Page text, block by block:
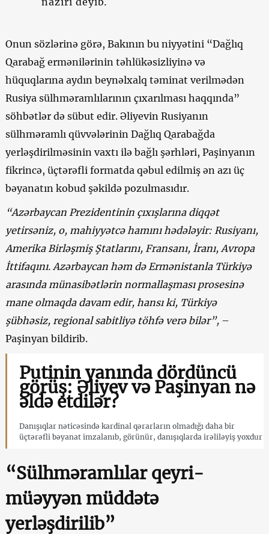
Onun sözlərinə görə, Bakının bu niyyətini “Dağlıq
Qarabağ ermənilərinin təhlükəsizliyinə və
hüquqlarına aydın beynəlxalq təminat verilmədən
Rusiya sülhməramlılarının çıxarılması haqqında”
söhbətlər də sübut edir. Əliyevin Rusiyanın
sülhməramlı qüvvələrinin Dağlıq Qarabağda
yerləşdirilməsinin vaxtı ilə bağlı şərhləri, Paşinyanın
fikrincə, üçtərəfli formatda qəbul edilmiş ən azı üç
bəyanatın kobud şəkildə pozulmasıdır.
“Azərbaycan Prezidentinin çıxışlarına diqqət
yetirsəniz, o, mahiyyətcə hamını hədələyir: Rusiyanı,
Amerika Birləşmiş Ştatlarını, Fransanı, İranı, Avropa
İttifaqını. Azərbaycan həm də Ermənistanla Türkiyə
arasında münasibətlərin normallaşması prosesinə
mane olmaqda davam edir, hansı ki, Türkiyə
şübhəsiz, regional sabitliyə töhfə verə bilər”, –
Paşinyan bildirib.
Putinin yanında dördüncü
görüş: Əliyev və Paşinyan nə
əldə etdilər?
Danışıqlar nəticəsində kardinal qərarların olmadığı daha bir
üçtərəfli bəyanat imzalanıb, görünür, danışıqlarda irəliləyiş yoxdur
“Sülhməramlılar qeyri-
müəyyən müddətə
yerləşdirilib”